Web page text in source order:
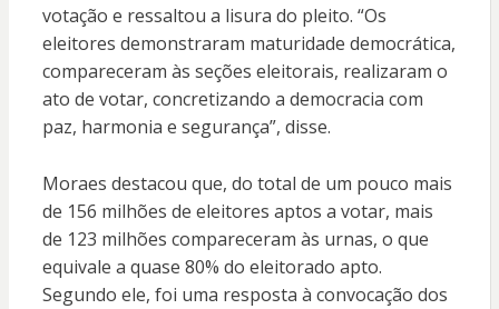
votação e ressaltou a lisura do pleito. “Os
eleitores demonstraram maturidade democrática,
compareceram às seções eleitorais, realizaram o
ato de votar, concretizando a democracia com
paz, harmonia e segurança”, disse.
Moraes destacou que, do total de um pouco mais
de 156 milhões de eleitores aptos a votar, mais
de 123 milhões compareceram às urnas, o que
equivale a quase 80% do eleitorado apto.
Segundo ele, foi uma resposta à convocação dos